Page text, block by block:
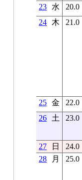
23 水 20.0
24 木 21.0
25 金 22.0
26 土 23.0
27 日
24.0
28
月 25.0